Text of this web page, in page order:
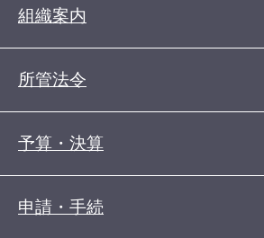
組織案内
所管法令
予算・決算
申請・手続